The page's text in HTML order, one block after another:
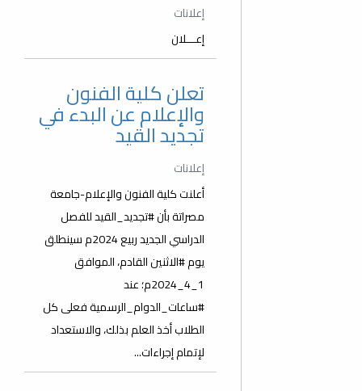
إعلانات
إعـــلان
تعلن كلية الفنون
والإعلام عن البدء في
تجديد القيد
إعلانات
أعلنت كلية الفنون والإعلام-جامعة
مصراتة بأن #تجديد_القيد للفصل
الدراسي الجديد ربيع 2024م سينطلق
يوم #الاثنين القادم، الموافق
1_4_2024م؛ عند
#ساعات_الدوام_الرسمية فعلى كل
الطلاب أخذ العلم بذلك، والاستعداد
لإتمام إجراءات...